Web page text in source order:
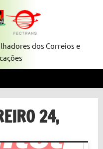
dos Correios e
24,